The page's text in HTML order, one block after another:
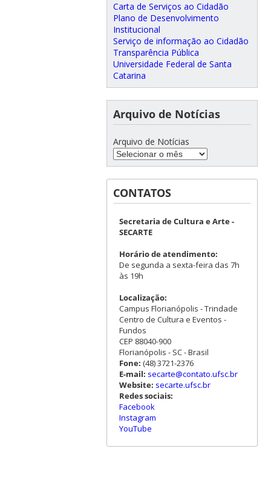
Carta de Serviços ao Cidadão
Plano de Desenvolvimento
Institucional
Serviço de informação ao Cidadão
Transparência Pública
Universidade Federal de Santa
Catarina
Arquivo de Notícias
Arquivo de Notícias
CONTATOS
Secretaria de Cultura e Arte -
SECARTE
Horário de atendimento:
De segunda a sexta-feira das 7h
às 19h
Localização:
Campus Florianópolis - Trindade
Centro de Cultura e Eventos -
Fundos
CEP 88040-900
Florianópolis - SC - Brasil
Fone: (48) 3721-2376
E-mail: secarte@contato.ufsc.br
Website: secarte.ufsc.br
Redes sociais:
Facebook
Instagram
YouTube